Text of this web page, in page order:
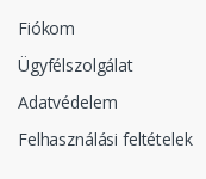
Fiókom
Ügyfélszolgálat
Adatvédelem
Felhasználási feltételek